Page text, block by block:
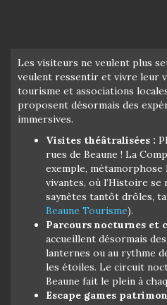
Les visiteurs ne veulent plus
veulent ressentir et vivre leur
tourisme et associations
proposent désormais des
immersives.
Visites théâtralisées :
rues de Beaune ! La
exemple, métamorphose
vivantes, où l’Histoire se
saynètes tantôt drôles,
Beaune Tourisme).
Parcours nocturnes et
accueillent désormais
lanternes ou au rythme
les étoiles. Le circuit
Beaune fait le plein à
Escape games